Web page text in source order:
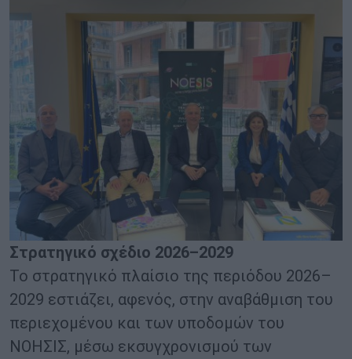
Στρατηγικό σχέδιο 2026–2029
Το στρατηγικό πλαίσιο της περιόδου 2026–
2029 εστιάζει, αφενός, στην αναβάθμιση του
περιεχομένου και των υποδομών του
ΝΟΗΣΙΣ, μέσω εκσυγχρονισμού των